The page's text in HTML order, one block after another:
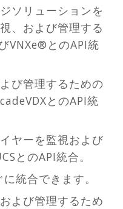
ソリューションを
、および管理する
VNXe®とのAPI統
び管理するための
とのAPI統
ヤーを監視および
とのAPI統合。
統合できます。
よび管理するため